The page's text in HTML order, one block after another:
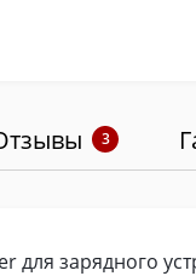
3
для зарядного